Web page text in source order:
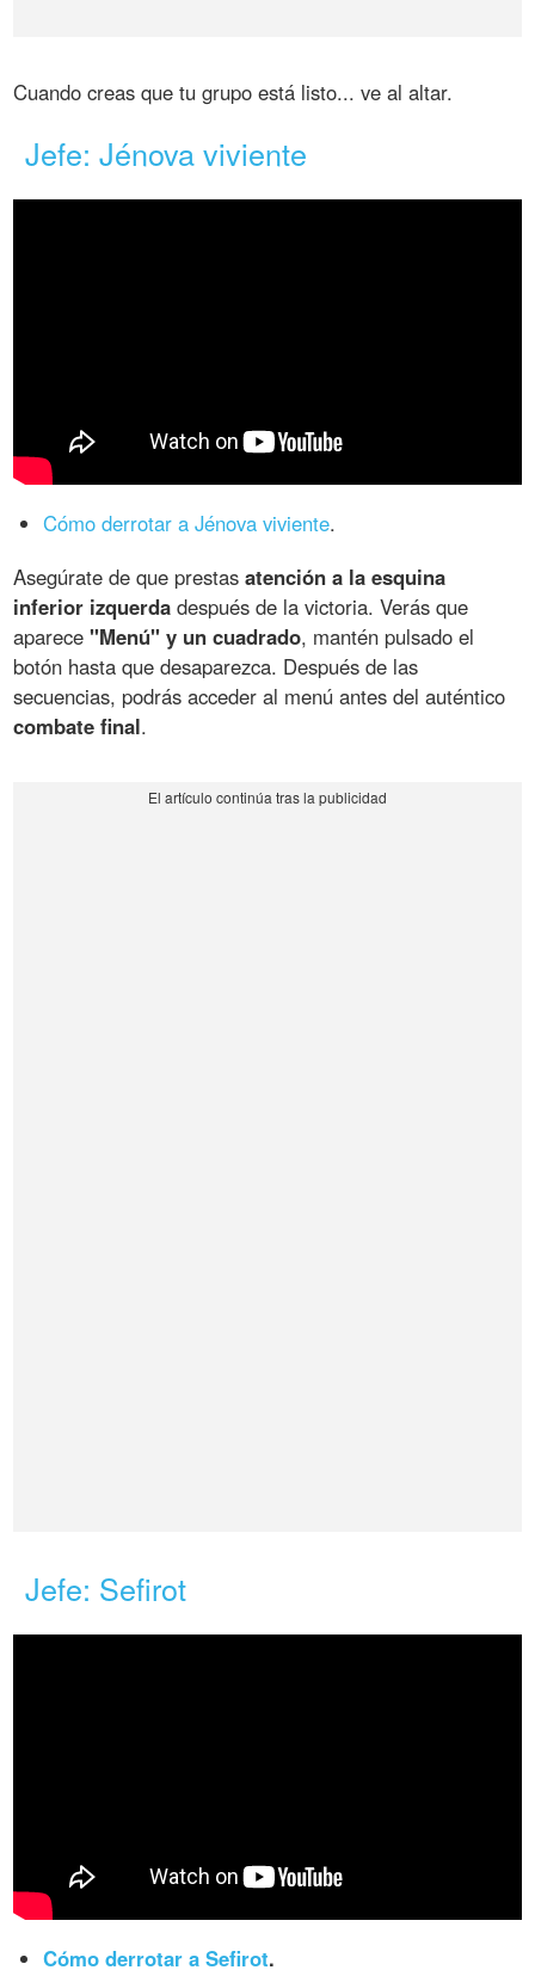
Cuando creas que tu grupo está listo... ve al altar.
Jefe: Jénova viviente
Cómo derrotar a Jénova viviente.
Asegúrate de que prestasatención a la esquina
inferior izquerda después de la victoria. Verás que
aparece"Menú" y un cuadrado, mantén pulsado el
botón hasta que desaparezca. Después de las
secuencias, podrás acceder al menú antes del auténtico
combate final.
Jefe: Sefirot
Cómo derrotar a Sefirot.